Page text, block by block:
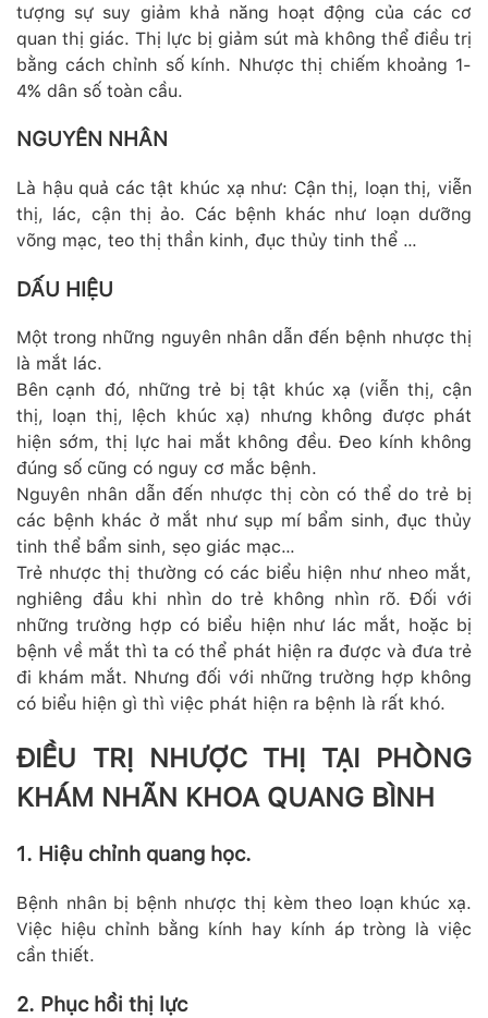
tượng sự suy giảm khả năng hoạt động của các cơ
quan thị giác. Thị lực bị giảm sút mà không thể điều trị
bằng cách chỉnh số kính. Nhược thị chiếm khoảng 1-
4% dân số toàn cầu.
NGUYÊN NHÂN
Là hậu quả các tật khúc xạ như: Cận thị, loạn thị, viễn
thị, lác, cận thị ảo. Các bệnh khác như loạn dưỡng
võng mạc, teo thị thần kinh, đục thủy tinh thể …
DẤU HIỆU
Một trong những nguyên nhân dẫn đến bệnh nhược thị
là mắt lác.
Bên cạnh đó, những trẻ bị tật khúc xạ (viễn thị, cận
thị, loạn thị, lệch khúc xạ) nhưng không được phát
hiện sớm, thị lực hai mắt không đều. Đeo kính không
đúng số cũng có nguy cơ mắc bệnh.
Nguyên nhân dẫn đến nhược thị còn có thể do trẻ bị
các bệnh khác ở mắt như sụp mí bẩm sinh, đục thủy
tinh thể bẩm sinh, sẹo giác mạc…
Trẻ nhược thị thường có các biểu hiện như nheo mắt,
nghiêng đầu khi nhìn do trẻ không nhìn rõ. Đối với
những trường hợp có biểu hiện như lác mắt, hoặc bị
bệnh về mắt thì ta có thể phát hiện ra được và đưa trẻ
đi khám mắt. Nhưng đối với những trường hợp không
có biểu hiện gì thì việc phát hiện ra bệnh là rất khó.
ĐIỀU TRỊ NHƯỢC THỊ TẠI PHÒNG
KHÁM NHÃN KHOA QUANG BÌNH
1. Hiệu chỉnh quang học.
Bệnh nhân bị bệnh nhược thị kèm theo loạn khúc xạ.
Việc hiệu chỉnh bằng kính hay kính áp tròng là việc
cần thiết.
2. Phục hồi thị lực